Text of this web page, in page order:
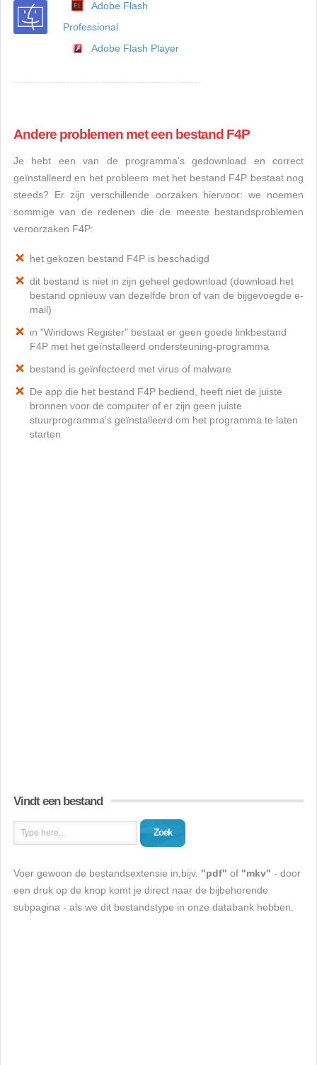
Adobe Flash
Professional
Adobe Flash Player
Andere problemen met een bestand F4P
Je hebt een van de programma's gedownload en correct
geïnstalleerd en het probleem met het bestand F4P bestaat nog
steeds? Er zijn verschillende oorzaken hiervoor: we noemen
sommige van de redenen die de meeste bestandsproblemen
veroorzaken F4P:
het gekozen bestand F4P is beschadigd
dit bestand is niet in zijn geheel gedownload (download het
bestand opnieuw van dezelfde bron of van de bijgevoegde e-
mail)
in "Windows Register" bestaat er geen goede linkbestand
F4P met het geïnstalleerd ondersteuning-programma
bestand is geïnfecteerd met virus of malware
De app die het bestand F4P bediend, heeft niet de juiste
bronnen voor de computer of er zijn geen juiste
stuurprogramma's geïnstalleerd om het programma te laten
starten
Vindt een bestand
Zoek
Voer gewoon de bestandsextensie in,bijv. "pdf" of "mkv" - door
een druk op de knop komt je direct naar de bijbehorende
subpagina - als we dit bestandstype in onze databank hebben.